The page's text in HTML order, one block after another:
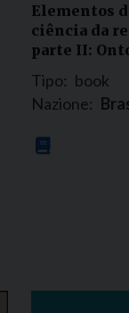
Elementos
ciência da
parte II:
Tipo: book
Nazione: